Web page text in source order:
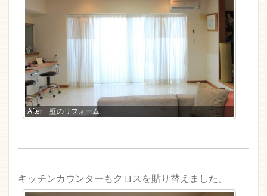
After 壁のリフォーム
キッチンカウンターもクロスを貼り替えました。